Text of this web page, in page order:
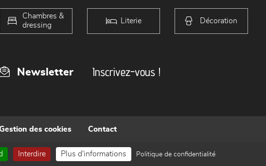
Chambres &
dressing
Literie Décoration
Newsletter Inscrivez-vous !
des cookies Contact
Interdire Plus d'informations Politique de confidentialité